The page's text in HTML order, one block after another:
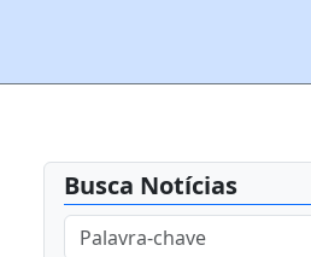
Busca Notícias